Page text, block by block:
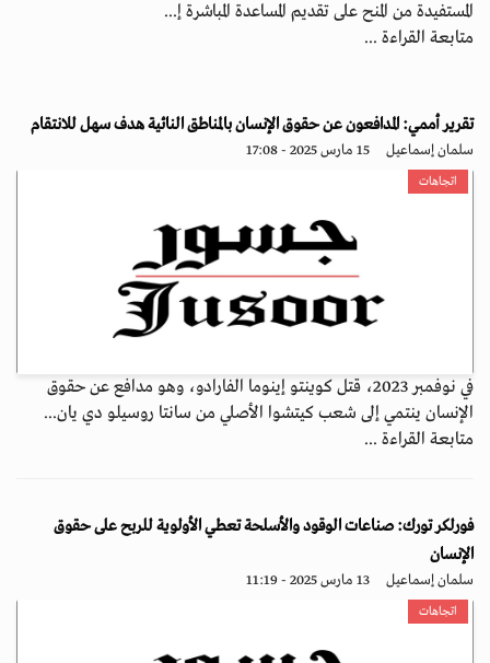
المستفيدة من المنح على تقديم المساعدة المباشرة إ...
متابعة القراءة ...
تقرير أممي: المدافعون عن حقوق الإنسان بالمناطق النائية هدف سهل للانتقام
سلمان إسماعيل 15 مارس 2025 - 17:08
اتجاهات
في نوفمبر 2023، قتل كوينتو إينوما الفارادو، وهو مدافع عن حقوق
الإنسان ينتمي إلى شعب كيتشوا الأصلي من سانتا روسيلو دي يان...
متابعة القراءة ...
فورلكر تورك: صناعات الوقود والأسلحة تعطي الأولوية للربح على حقوق
الإنسان
سلمان إسماعيل 13 مارس 2025 - 11:19
اتجاهات